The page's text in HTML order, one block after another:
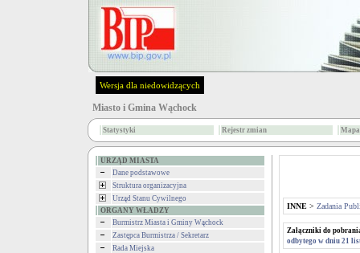
Wersja dla niedowidzących
Miasto i Gmina Wąchock
Statystyki Rejestr zmian
URZĄD MIASTA
Dane podstawowe
Struktura organizacyjna
Urząd Stanu Cywilnego
ORGANY WŁADZY
Burmistrz Miasta i Gminy Wąchock
Zastępca Burmistrza / Sekretarz
Rada Miejska
INNE > Zadania
Załączniki do
odbytego w dniu 21